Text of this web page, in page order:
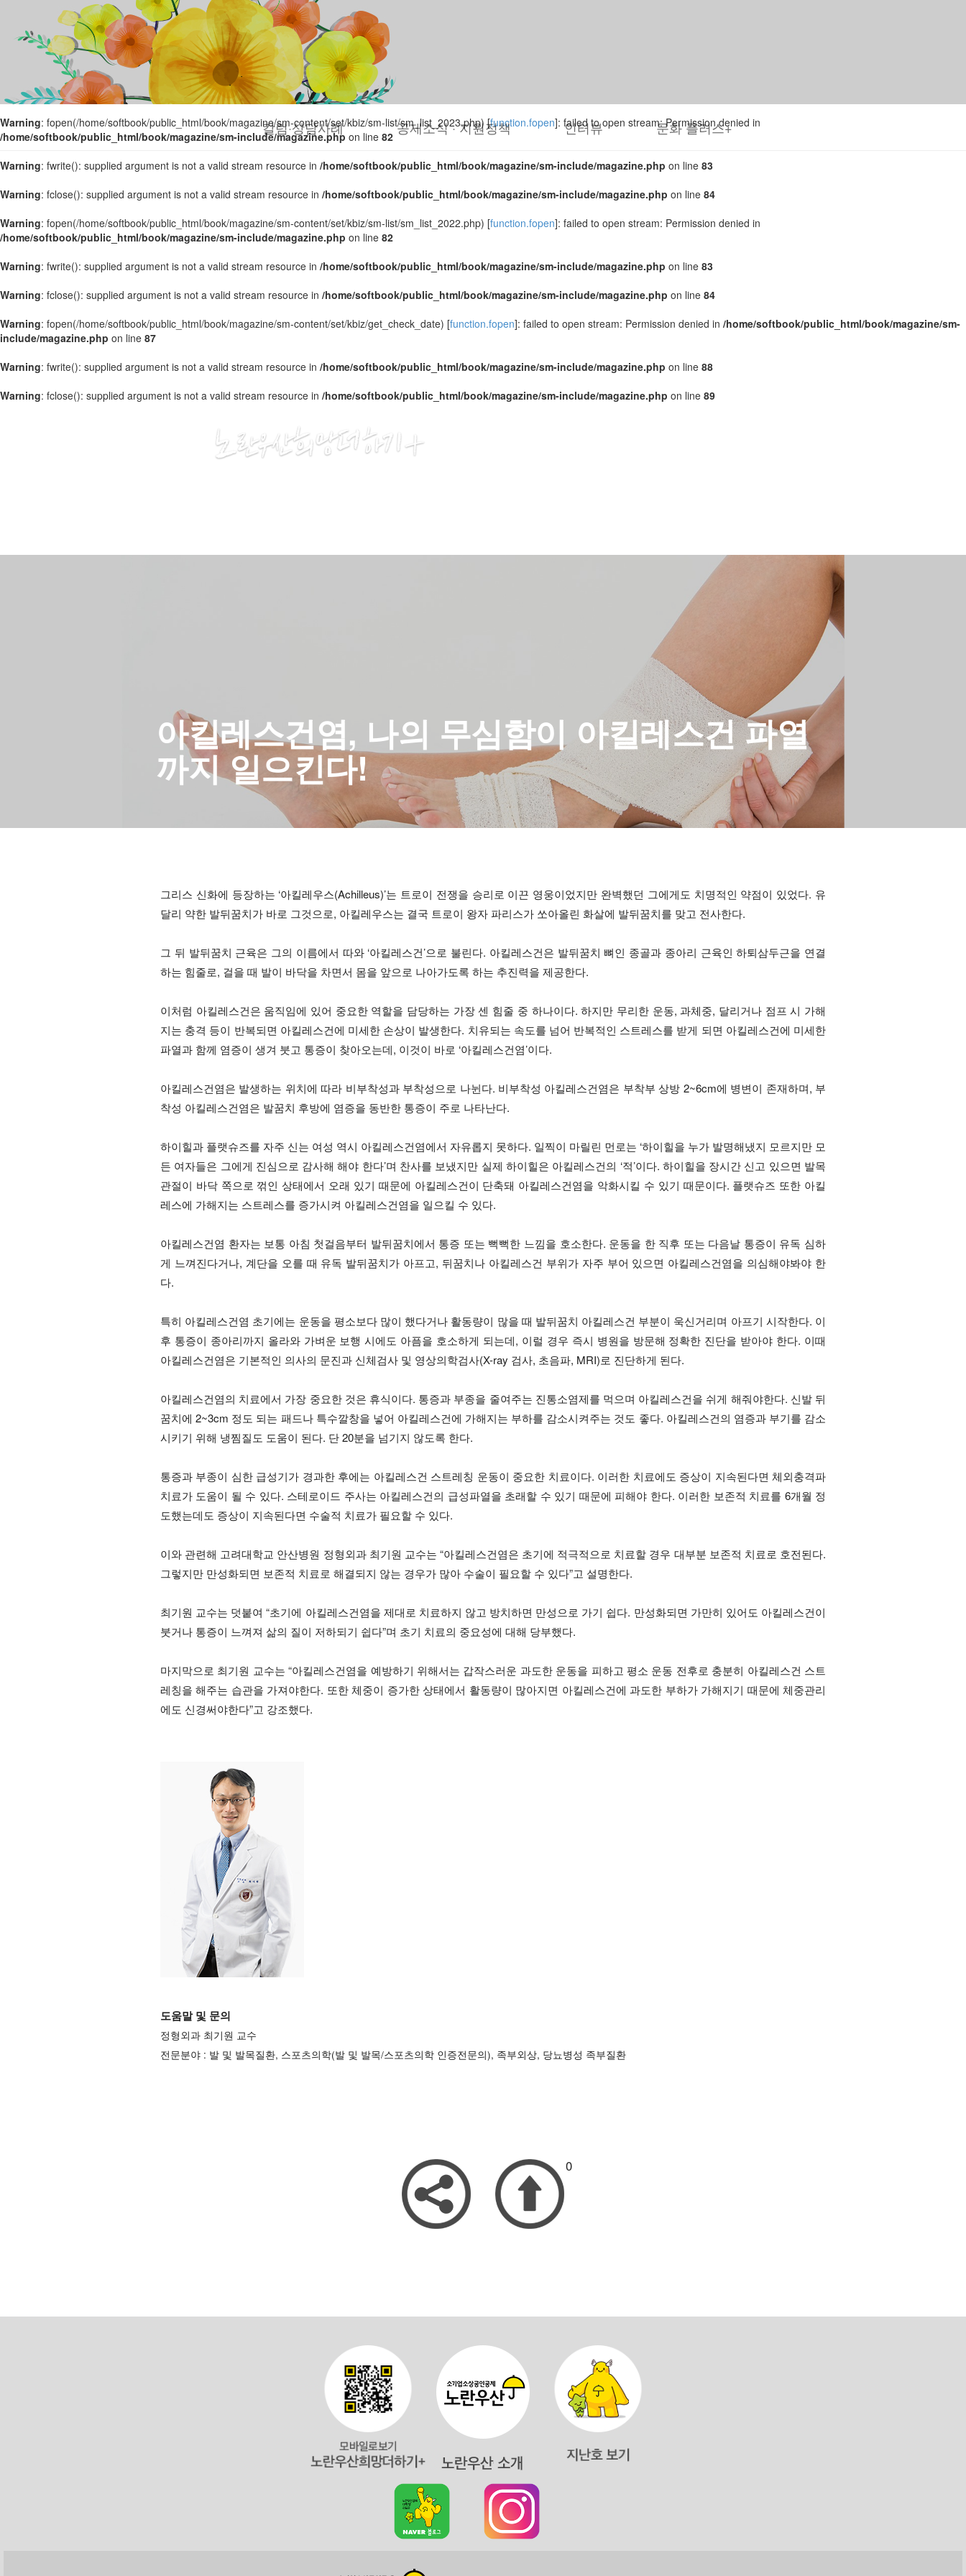
: fopen(/home/softbook/public_html/book/magazine/sm-content/set/kbiz/sm-list/sm_list_2024.php) [
/home/softbook/public_html/book/magazine/sm-include/magazine.phpon line82
: fwrite(): supplied argument is not a valid stream resource in/home/softbook/public_html/book/magazine/sm-include/magazine.php
Warning: fclose(): supplied argument is not a valid stream resource in/home/softbook/public_html/book/magazine/sm-include/magazine.php
Warning: fopen(/home/softbook/public_html/book/magazine/sm-content/set/kbiz/sm-list/sm_list_2023.php) [function.fopen]: failed to open stream: Permission denied in
/home/softbook/public_html/book/magazine/sm-include/magazine.php on line 82
Warning: fwrite(): supplied argument is not a valid stream resource in /home/softbook/public_html/book/magazine/sm-include/magazine.php on line 83
Warning: fclose(): supplied argument is not a valid stream resource in /home/softbook/public_html/book/magazine/sm-include/magazine.php on line 84
Warning: fopen(/home/softbook/public_html/book/magazine/sm-content/set/kbiz/sm-list/sm_list_2022.php) [function.fopen]: failed to open stream: Permission denied in
/home/softbook/public_html/book/magazine/sm-include/magazine.php on line 82
Warning: fwrite(): supplied argument is not a valid stream resource in /home/softbook/public_html/book/magazine/sm-include/magazine.php on line 83
Warning: fclose(): supplied argument is not a valid stream resource in /home/softbook/public_html/book/magazine/sm-include/magazine.php on line 84
Warning: fopen(/home/softbook/public_html/book/magazine/sm-content/set/kbiz/get_check_date) [function.fopen]: failed to open stream: Permission denied in /home/softbook/public_html/book/magazine/sm-
include/magazine.php on line 87
Warning: fwrite(): supplied argument is not a valid stream resource in /home/softbook/public_html/book/magazine/sm-include/magazine.php on line 88
Warning: fclose(): supplied argument is not a valid stream resource in /home/softbook/public_html/book/magazine/sm-include/magazine.php on line 89
칼럼·상담사례 공제소식 · 지원정책 인터뷰 문화 플러스+
아킬레스건염, 나의 무심함이 아킬레스건 파열
까지 일으킨다!
그리스 신화에 등장하는 ‘아킬레우스(Achilleus)’는 트로이 전쟁을 승리로 이끈 영웅이었지만 완벽했던 그에게도 치명적인 약점이 있었다. 유
달리 약한 발뒤꿈치가 바로 그것으로, 아킬레우스는 결국 트로이 왕자 파리스가 쏘아올린 화살에 발뒤꿈치를 맞고 전사한다.
그 뒤 발뒤꿈치 근육은 그의 이름에서 따와 ‘아킬레스건’으로 불린다. 아킬레스건은 발뒤꿈치 뼈인 종골과 종아리 근육인 하퇴삼두근을 연결
하는 힘줄로, 걸을 때 발이 바닥을 차면서 몸을 앞으로 나아가도록 하는 추진력을 제공한다.
이처럼 아킬레스건은 움직임에 있어 중요한 역할을 담당하는 가장 센 힘줄 중 하나이다. 하지만 무리한 운동, 과체중, 달리거나 점프 시 가해
지는 충격 등이 반복되면 아킬레스건에 미세한 손상이 발생한다. 치유되는 속도를 넘어 반복적인 스트레스를 받게 되면 아킬레스건에 미세한
파열과 함께 염증이 생겨 붓고 통증이 찾아오는데, 이것이 바로 ‘아킬레스건염’이다.
아킬레스건염은 발생하는 위치에 따라 비부착성과 부착성으로 나뉜다. 비부착성 아킬레스건염은 부착부 상방 2~6cm에 병변이 존재하며, 부
착성 아킬레스건염은 발꿈치 후방에 염증을 동반한 통증이 주로 나타난다.
하이힐과 플랫슈즈를 자주 신는 여성 역시 아킬레스건염에서 자유롭지 못하다. 일찍이 마릴린 먼로는 ‘하이힐을 누가 발명해냈지 모르지만 모
든 여자들은 그에게 진심으로 감사해 해야 한다’며 찬사를 보냈지만 실제 하이힐은 아킬레스건의 ‘적’이다. 하이힐을 장시간 신고 있으면 발목
관절이 바닥 쪽으로 꺾인 상태에서 오래 있기 때문에 아킬레스건이 단축돼 아킬레스건염을 악화시킬 수 있기 때문이다. 플랫슈즈 또한 아킬
레스에 가해지는 스트레스를 증가시켜 아킬레스건염을 일으킬 수 있다.
아킬레스건염 환자는 보통 아침 첫걸음부터 발뒤꿈치에서 통증 또는 뻑뻑한 느낌을 호소한다. 운동을 한 직후 또는 다음날 통증이 유독 심하
게 느껴진다거나, 계단을 오를 때 유독 발뒤꿈치가 아프고, 뒤꿈치나 아킬레스건 부위가 자주 부어 있으면 아킬레스건염을 의심해야봐야 한
다.
특히 아킬레스건염 초기에는 운동을 평소보다 많이 했다거나 활동량이 많을 때 발뒤꿈치 아킬레스건 부분이 욱신거리며 아프기 시작한다. 이
후 통증이 종아리까지 올라와 가벼운 보행 시에도 아픔을 호소하게 되는데, 이럴 경우 즉시 병원을 방문해 정확한 진단을 받아야 한다. 이때
아킬레스건염은 기본적인 의사의 문진과 신체검사 및 영상의학검사(X-ray 검사, 초음파, MRI)로 진단하게 된다.
아킬레스건염의 치료에서 가장 중요한 것은 휴식이다. 통증과 부종을 줄여주는 진통소염제를 먹으며 아킬레스건을 쉬게 해줘야한다. 신발 뒤
꿈치에 2~3cm 정도 되는 패드나 특수깔창을 넣어 아킬레스건에 가해지는 부하를 감소시켜주는 것도 좋다. 아킬레스건의 염증과 부기를 감소
시키기 위해 냉찜질도 도움이 된다. 단 20분을 넘기지 않도록 한다.
통증과 부종이 심한 급성기가 경과한 후에는 아킬레스건 스트레칭 운동이 중요한 치료이다. 이러한 치료에도 증상이 지속된다면 체외충격파
치료가 도움이 될 수 있다. 스테로이드 주사는 아킬레스건의 급성파열을 초래할 수 있기 때문에 피해야 한다. 이러한 보존적 치료를 6개월 정
도했는데도 증상이 지속된다면 수술적 치료가 필요할 수 있다.
이와 관련해 고려대학교 안산병원 정형외과 최기원 교수는 “아킬레스건염은 초기에 적극적으로 치료할 경우 대부분 보존적 치료로 호전된다.
그렇지만 만성화되면 보존적 치료로 해결되지 않는 경우가 많아 수술이 필요할 수 있다”고 설명한다.
최기원 교수는 덧붙여 “초기에 아킬레스건염을 제대로 치료하지 않고 방치하면 만성으로 가기 쉽다. 만성화되면 가만히 있어도 아킬레스건이
붓거나 통증이 느껴져 삶의 질이 저하되기 쉽다”며 초기 치료의 중요성에 대해 당부했다.
마지막으로 최기원 교수는 “아킬레스건염을 예방하기 위해서는 갑작스러운 과도한 운동을 피하고 평소 운동 전후로 충분히 아킬레스건 스트
레칭을 해주는 습관을 가져야한다. 또한 체중이 증가한 상태에서 활동량이 많아지면 아킬레스건에 과도한 부하가 가해지기 때문에 체중관리
에도 신경써야한다”고 강조했다.
도움말 및 문의
정형외과 최기원 교수
전문분야 : 발 및 발목질환, 스포츠의학(발 및 발목/스포츠의학 인증전문의), 족부외상, 당뇨병성 족부질환
0